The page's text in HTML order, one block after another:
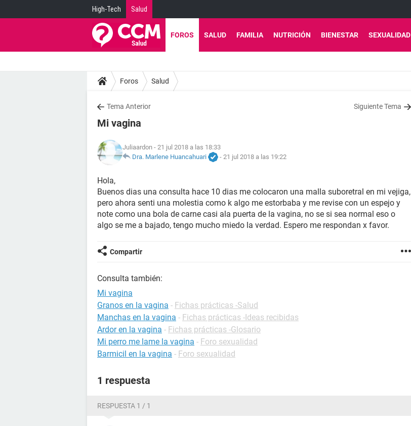
High-Tech Salud
FOROS SALUD FAMILIA NUTRICIÓN BIENESTAR SEXUALIDAD
Foros Salud
Tema Anterior Siguiente Tema
Mi vagina
Juliaardon - 21 jul 2018 a las 18:33
Dra. Marlene Huancahuari
- 21 jul 2018 a las 19:22
Hola,
Buenos dias una consulta hace 10 dias me colocaron una malla suboretral en mi vejiga,
pero ahora senti una molestia como k algo me estorbaba y me revise con un espejo y
note como una bola de carne casi ala puerta de la vagina, no se si sea normal eso o
algo se me a bajado, tengo mucho miedo la verdad. Espero me respondan x favor.
Compartir
Consulta también:
Mi vagina
Granos en la vagina - Fichas prácticas -Salud
Manchas en la vagina - Fichas prácticas -Ideas recibidas
Ardor en la vagina - Fichas prácticas -Glosario
Mi perro me lame la vagina - Foro sexualidad
Barmicil en la vagina - Foro sexualidad
1 respuesta
RESPUESTA 1 / 1